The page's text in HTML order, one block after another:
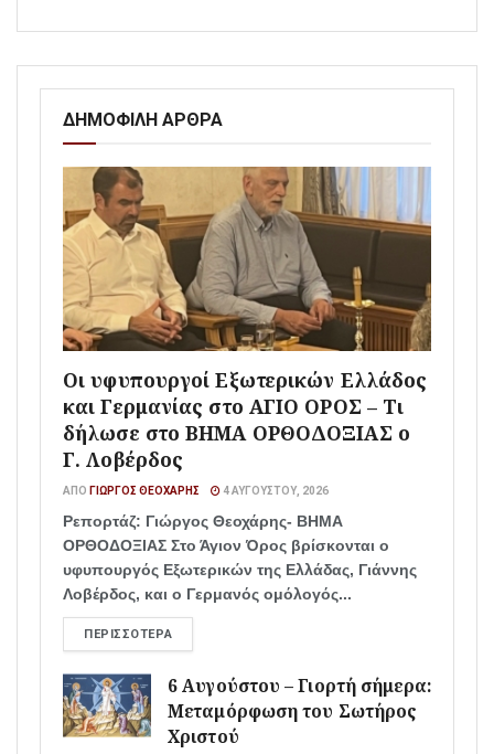
ΔΗΜΟΦΙΛΗ ΑΡΘΡΑ
Οι υφυπουργοί Εξωτερικών Ελλάδος
και Γερμανίας στο ΑΓΙΟ ΟΡΟΣ – Τι
δήλωσε στο ΒΗΜΑ ΟΡΘΟΔΟΞΙΑΣ ο
Γ. Λοβέρδος
ΑΠΌ ΓΙΏΡΓΟΣ ΘΕΟΧΆΡΗΣ 4 ΑΥΓΟΎΣΤΟΥ, 2026
Ρεπορτάζ: Γιώργος Θεοχάρης- ΒΗΜΑ
ΟΡΘΟΔΟΞΙΑΣ Στο Άγιον Όρος βρίσκονται ο
υφυπουργός Εξωτερικών της Ελλάδας, Γιάννης
Λοβέρδος, και ο Γερμανός ομόλογός...
ΠΕΡΙΣΣΌΤΕΡΑ
6 Αυγούστου – Γιορτή σήμερα:
Μεταμόρφωση του Σωτήρος
Χριστού